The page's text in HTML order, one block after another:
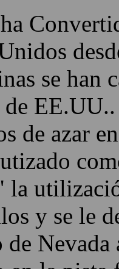
se han
de
de azar
la
y se le
de